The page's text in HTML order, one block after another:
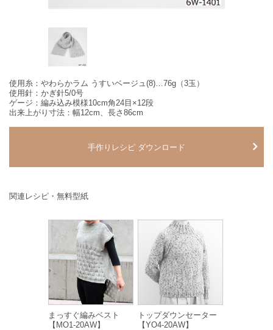
使用糸：やわらかラム うすいベージュ(8)…76g（3玉）
使用針：かぎ針5/0号
ゲージ：編み込み模様10cm角24目×12段
出来上がり寸法：幅12cm、長さ86cm
手作りレシピ ダウンロード
関連レシピ・無料型紙
まっすぐ編みベスト
【MO1-20AW】
トップダウンセーター
【YO4-20AW】